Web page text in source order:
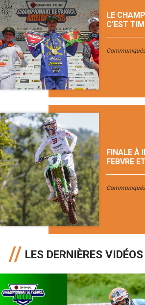
LE
C’EST
Communiqués
FINALE À
FEBVRE
Communiqués
LES DERNIÈRES VIDÉOS